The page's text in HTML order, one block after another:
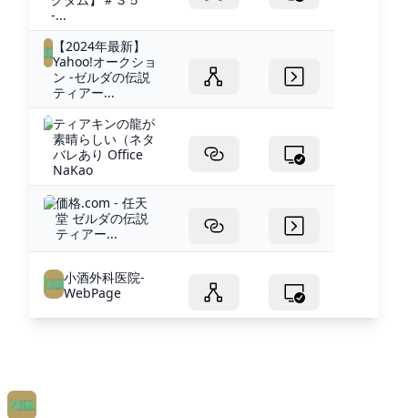
-...
【2024年最新】
Yahoo!オークショ
ン -ゼルダの伝説
ティアー...
ティアキンの龍が
素晴らしい（ネタ
バレあり Office
NaKao
価格.com - 任天
堂 ゼルダの伝説
ティアー...
小酒外科医院-
WebPage